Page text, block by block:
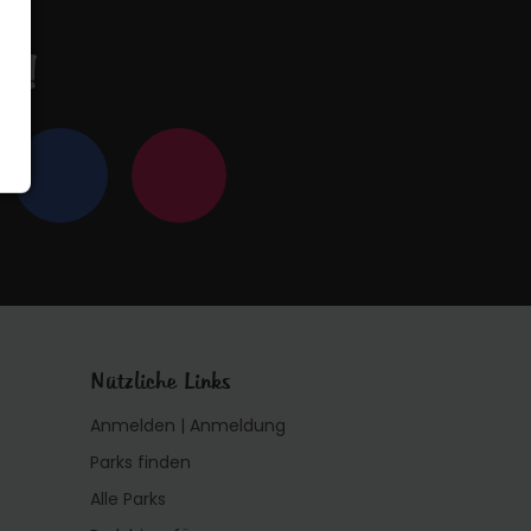
Nützliche Links
Anmelden | Anmeldung
Parks finden
Alle Parks